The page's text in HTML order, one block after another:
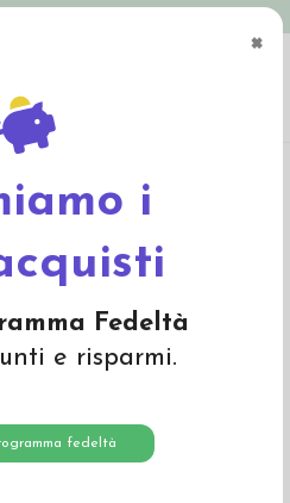
×
i
Fedeltà
e risparmi.
fedeltà